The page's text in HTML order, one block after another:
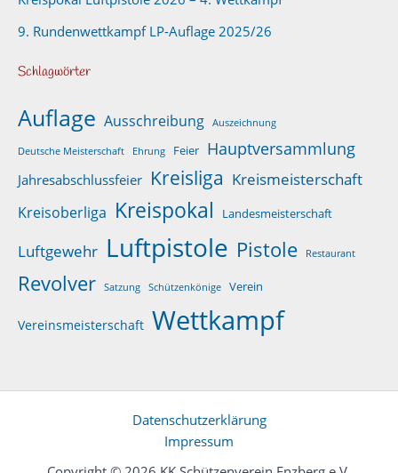
9. Rundenwettkampf LP-Auflage 2025/26
Schlagwörter
Auflage Ausschreibung Auszeichnung
Deutsche Meisterschaft Ehrung Feier Hauptversammlung
Jahresabschlussfeier Kreisliga Kreismeisterschaft
Kreisoberliga Kreispokal Landesmeisterschaft
Luftgewehr Luftpistole Pistole Restaurant
Revolver Satzung Schützenkönige Verein
Vereinsmeisterschaft Wettkampf
Datenschutzerklärung
Impressum